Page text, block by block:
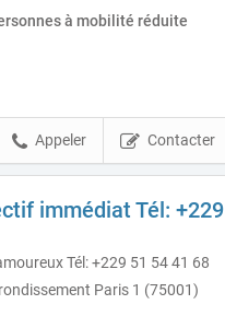
à mobilité réduite
Contacter
Appeler
immédiat Tél: +229
Tél: +229 51 54 41 68
Paris 1 (75001)